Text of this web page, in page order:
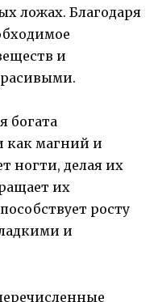
ложах. Благодаря
и
богата
как магний и
ногти, делая их
их
росту
и